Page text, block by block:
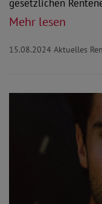
gesetzlichen
Mehr lesen
15.08.2024 Aktuelles